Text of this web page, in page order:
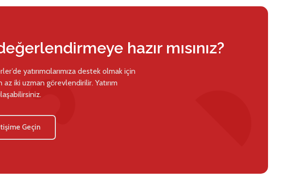
hazır mısınız?
yatırımcılarımıza destek olmak için
iki uzman görevlendirilir. Yatırım
Geçin